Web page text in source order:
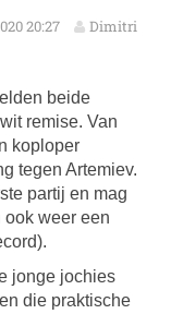
20:27
Dimitri
beide
remise. Van
koploper
tegen Artemiev.
partij en mag
ook weer een
jonge jochies
die praktische